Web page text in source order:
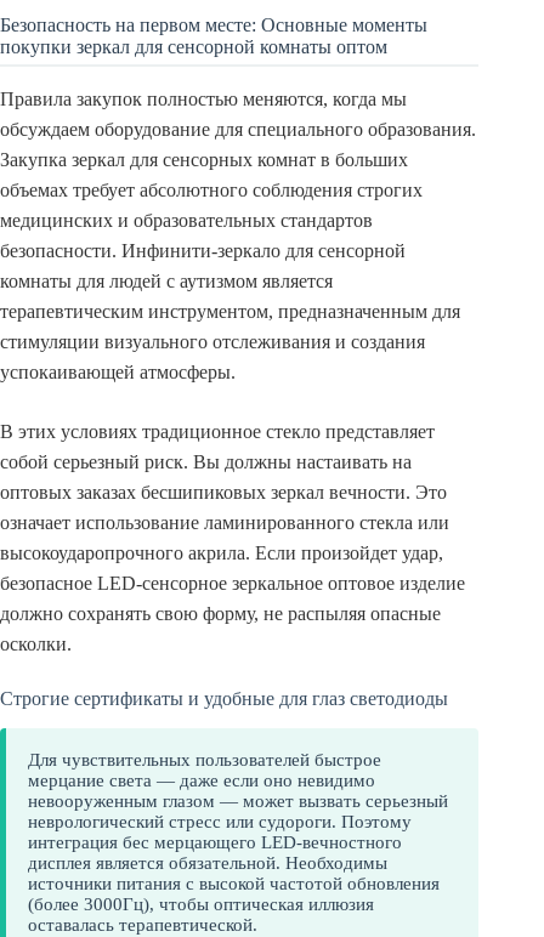
Безопасность на первом месте: Основные моменты
покупки зеркал для сенсорной комнаты оптом
Правила закупок полностью меняются, когда мы
обсуждаем оборудование для специального образования.
Закупка зеркал для сенсорных комнат в больших
объемах требует абсолютного соблюдения строгих
медицинских и образовательных стандартов
безопасности. Инфинити-зеркало для сенсорной
комнаты для людей с аутизмом является
терапевтическим инструментом, предназначенным для
стимуляции визуального отслеживания и создания
успокаивающей атмосферы.
В этих условиях традиционное стекло представляет
собой серьезный риск. Вы должны настаивать на
оптовых заказах бесшипиковых зеркал вечности. Это
означает использование ламинированного стекла или
высокоударопрочного акрила. Если произойдет удар,
безопасное LED-сенсорное зеркальное оптовое изделие
должно сохранять свою форму, не распыляя опасные
осколки.
Строгие сертификаты и удобные для глаз светодиоды
Для чувствительных пользователей быстрое
мерцание света — даже если оно невидимо
невооруженным глазом — может вызвать серьезный
неврологический стресс или судороги. Поэтому
интеграция бес мерцающего LED-вечностного
дисплея является обязательной. Необходимы
источники питания с высокой частотой обновления
(более 3000Гц), чтобы оптическая иллюзия
оставалась терапевтической.